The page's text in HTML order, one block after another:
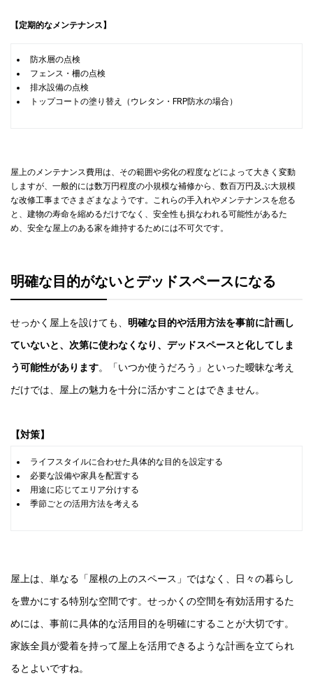
【定期的なメンテナンス】
防水層の点検
フェンス・柵の点検
排水設備の点検
トップコートの塗り替え（ウレタン・FRP防水の場合）
屋上のメンテナンス費用は、その範囲や劣化の程度などによって大きく変動
しますが、一般的には数万円程度の小規模な補修から、数百万円及ぶ大規模
な改修工事までさまざまなようです。これらの手入れやメンテナンスを怠る
と、建物の寿命を縮めるだけでなく、安全性も損なわれる可能性があるた
め、安全な屋上のある家を維持するためには不可欠です。
明確な目的がないとデッドスペースになる
せっかく屋上を設けても、 明確な目的や活用方法を事前に計画し
ていないと、次第に使わなくなり、デッドスペースと化してしま
う可能性があります。「いつか使うだろう」といった曖昧な考え
だけでは、屋上の魅力を十分に活かすことはできません。
【対策】
ライフスタイルに合わせた具体的な目的を設定する
必要な設備や家具を配置する
用途に応じてエリア分けする
季節ごとの活用方法を考える
屋上は、単なる「屋根の上のスペース」ではなく、日々の暮らし
を豊かにする特別な空間です。せっかくの空間を有効活用するた
めには、事前に具体的な活用目的を明確にすることが大切です。
家族全員が愛着を持って屋上を活用できるような計画を立てられ
るとよいですね。